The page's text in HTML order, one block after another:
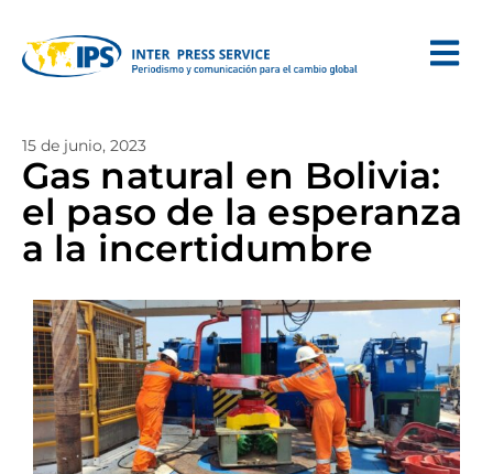
15 de junio, 2023
Gas natural en Bolivia:
el paso de la esperanza
a la incertidumbre